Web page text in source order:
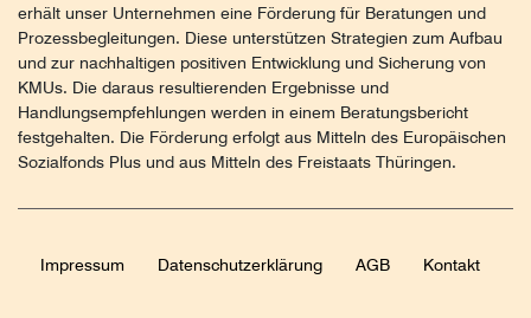
erhält unser Unternehmen eine Förderung für Beratungen und
Prozessbegleitungen. Diese unterstützen Strategien zum Aufbau
und zur nachhaltigen positiven Entwicklung und Sicherung von
KMUs. Die daraus resultierenden Ergebnisse und
Handlungsempfehlungen werden in einem Beratungsbericht
festgehalten. Die Förderung erfolgt aus Mitteln des Europäischen
Sozialfonds Plus und aus Mitteln des Freistaats Thüringen.
Impressum Daten­schutz­erklärung AGB Kontakt